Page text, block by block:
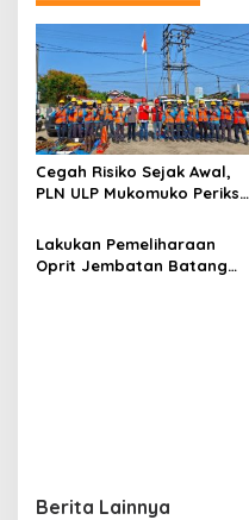
a
s
i
p
o
s
Cegah Risiko Sejak Awal,
PLN ULP Mukomuko Periksa
secara Rutin
Lakukan Pemeliharaan
Oprit Jembatan Batang
Berita Lainnya